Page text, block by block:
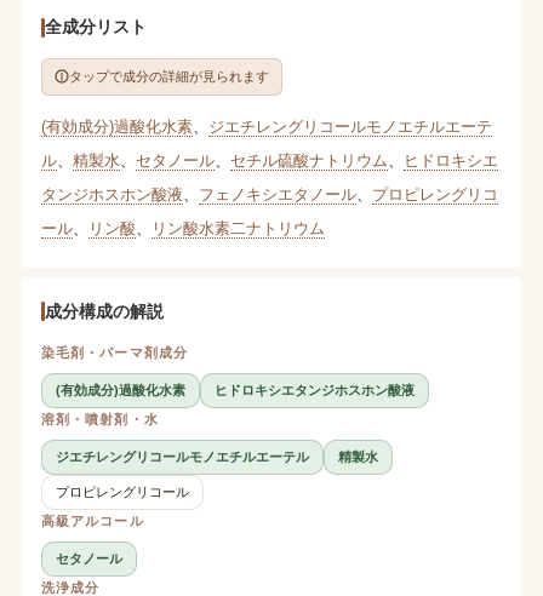
全成分リスト
タップで成分の詳細が見られます
(有効成分)過酸化水素、 ジエチレングリコールモノエチルエーテ
ル、 精製水 セタノール、 セチル硫酸ナトリウム
ヒドロキシエ
タンジホスホン酸液
フェノキシエタノール、 プロピレングリコ
ール、 リン酸 リン酸水素二ナトリウム
成分構成の解説
染毛剤・パーマ剤成分
(有効成分)過酸化水素
ヒドロキシエタンジホスホン酸液
溶剤・噴射剤・水
ジエチレングリコールモノエチルエーテル 精製水
プロピレングリコール
高級アルコール
セタノール
洗浄成分